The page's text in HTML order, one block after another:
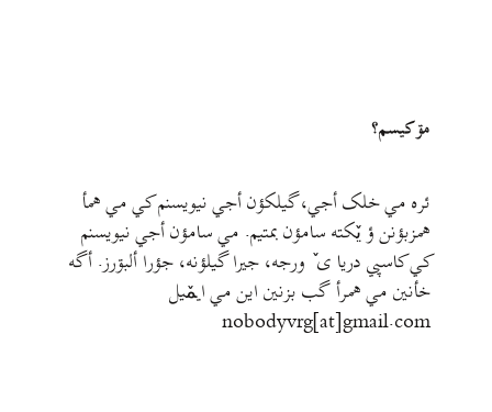
مۊ کيسم؟
ئره مي خلک أجي، گيلکؤن أجي نيويسنم کي مي همأ
همزبؤنن ؤ يٚکته سامؤن بمتيم. مي سامؤن أجي نيويسنم
کي کاسپي دريا ی ٚ ورجه، جيرا گيلؤنه، جؤرا ألبۊرز. أگه
خأنين مي همرأ گب بزنين اين مي ايمٚیل‌ ‌
nobodyvrg[at]gmail.com